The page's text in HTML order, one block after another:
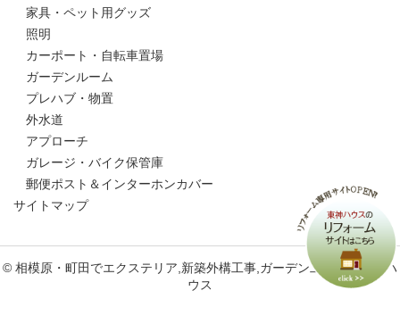
家具・ペット用グッズ
照明
カーポート・自転車置場
ガーデンルーム
プレハブ・物置
外水道
アプローチ
ガレージ・バイク保管庫
郵便ポスト＆インターホンカバー
サイトマップ
© 相模原・町田でエクステリア,新築外構工事,ガーデン工事なら東神ハ
ウス